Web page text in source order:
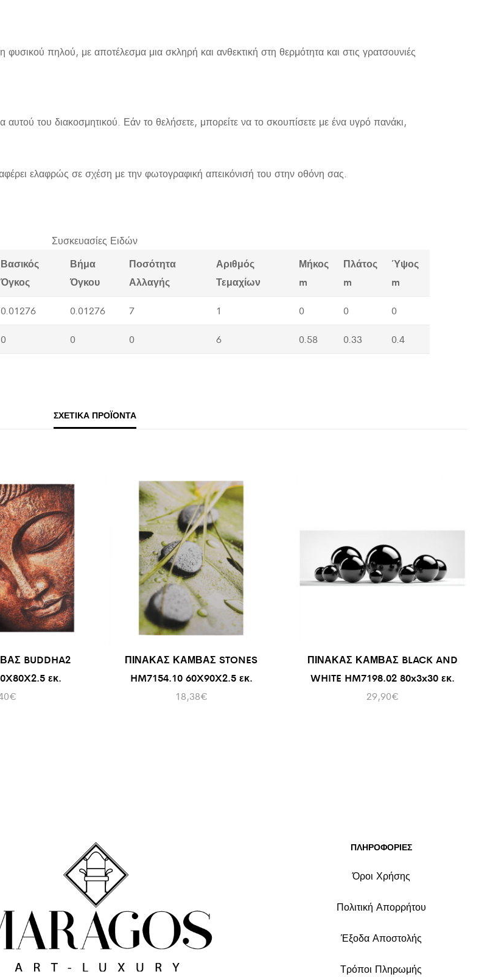
φυσικού πηλού, με αποτέλεσμα μια σκληρή και ανθεκτική στη θερμότητα και στις γρατσουνιές
του διακοσμητικού. Εάν το θελήσετε, μπορείτε να το σκουπίσετε με ένα υγρό πανάκι,
ελαφρώς σε σχέση με την φωτογραφική απεικόνισή του στην οθόνη σας.
Συσκευασίες Ειδών
Βασικός
Όγκος
Βήμα
Όγκου
Ποσότητα
Αλλαγής
Αριθμός
Τεμαχίων
Μήκος
m
Πλάτος
m
Ύψος
m
0.01276 0.01276 7 1 0 0 0
0 0 0 6 0.58 0.33 0.4
ΣΧΕΤΙΚΆ ΠΡΟΪΌΝΤΑ
BUDDHA2
εκ.
€
ΠΙΝΑΚΑΣ ΚΑΜΒΑΣ STONES
HM7154.10 60X90X2.5 εκ.
18,38€
ΠΙΝΑΚΑΣ ΚΑΜΒΑΣ BLACK AND
WHITE HM7198.02 80x3x30 εκ.
29,90€
ΠΛΗΡΟΦΟΡΙΕΣ
Όροι Χρήσης
Πολιτική Απορρήτου
Έξοδα Αποστολής
Τρόποι Πληρωμής